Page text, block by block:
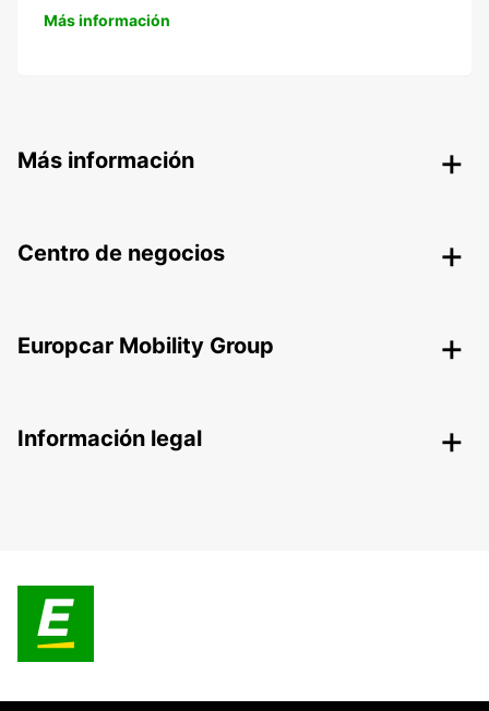
Más información
Más información
Centro de negocios
Europcar Mobility Group
Información legal